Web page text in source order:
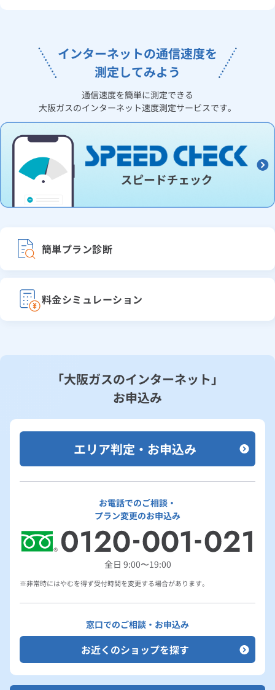
インターネットの通信速度を
測定してみよう
通信速度を簡単に測定できる
大阪ガスのインターネット速度測定サービスです。
簡単プラン診断
料金シミュレーション
「大阪ガスのインターネット」
お申込み
エリア判定・お申込み
お電話でのご相談・
プラン変更のお申込み
全日 9:00〜19:00
非常時にはやむを得ず受付時間を変更する場合があります。
窓口でのご相談・お申込み
お近くのショップを探す